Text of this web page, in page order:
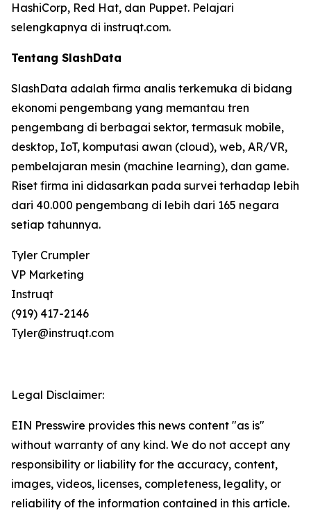
HashiCorp, Red Hat, dan Puppet. Pelajari
selengkapnya di instruqt.com.
Tentang SlashData
SlashData adalah firma analis terkemuka di bidang
ekonomi pengembang yang memantau tren
pengembang di berbagai sektor, termasuk mobile,
desktop, IoT, komputasi awan (cloud), web, AR/VR,
pembelajaran mesin (machine learning), dan game.
Riset firma ini didasarkan pada survei terhadap lebih
dari 40.000 pengembang di lebih dari 165 negara
setiap tahunnya.
Tyler Crumpler
VP Marketing
Instruqt
(919) 417-2146
Tyler@instruqt.com
Legal Disclaimer:
EIN Presswire provides this news content "as is"
without warranty of any kind. We do not accept any
responsibility or liability for the accuracy, content,
images, videos, licenses, completeness, legality, or
reliability of the information contained in this article.